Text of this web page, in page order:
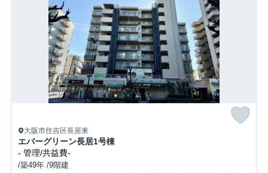
大阪市住吉区長居東
エバーグリーン長居1号棟
- 管理/共益費-
/築49年 /9階建